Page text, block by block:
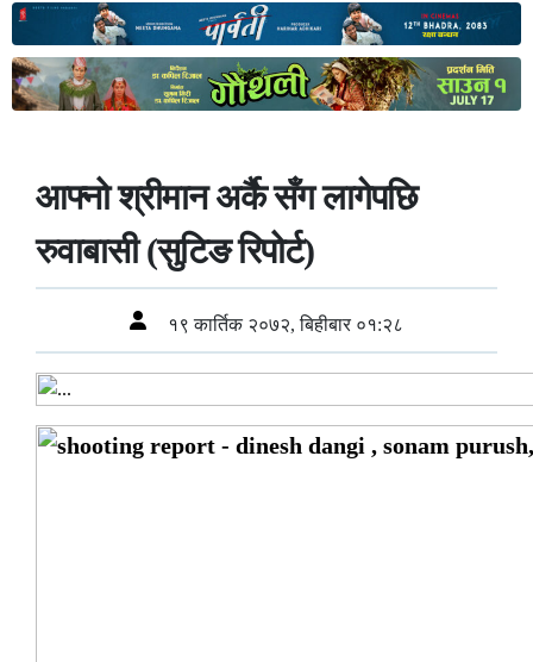
आफ्नो श्रीमान अर्कै सँग लागेपछि
रुवाबासी (सुटिङ रिपोर्ट)
१९ कार्तिक २०७२, बिहीबार ०१:२८